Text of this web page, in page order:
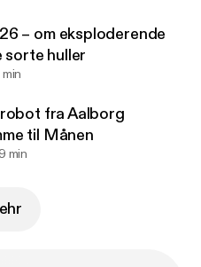
1/episode/6068b
andreas-mogense
[
] * Sierra Space
Tenacity [https://www.si
sierra-space-introdu
– om eksploderende
sorte huller
fra Aalborg
til Månen
min